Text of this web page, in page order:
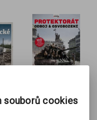
Protektorát:
odboj &
souborů cookies